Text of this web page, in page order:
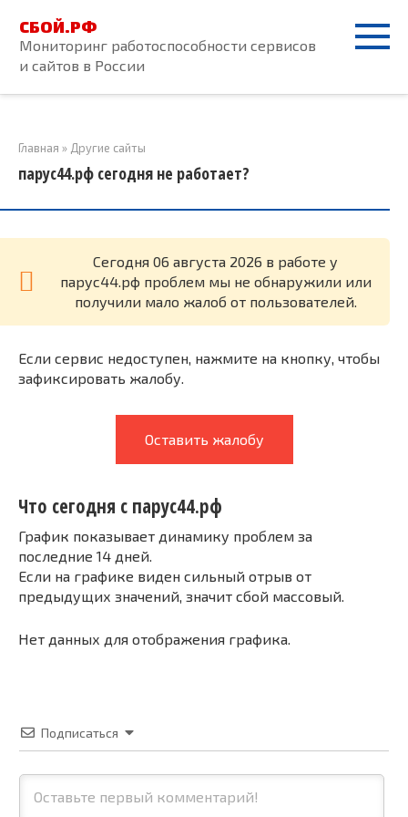
контенту
СБОЙ.РФ
Мониторинг работоспособности сервисов
и сайтов в России
Главная » Другие сайты
парус44.рф сегодня не работает?
Cегодня 06 августа 2026 в работе у
парус44.рф проблем мы не обнаружили или
получили мало жалоб от пользователей.
Если сервис недоступен, нажмите на кнопку, чтобы
зафиксировать жалобу.
Оставить жалобу
Что сегодня с парус44.рф
График показывает динамику проблем за
последние 14 дней.
Если на графике виден сильный отрыв от
предыдущих значений, значит сбой массовый.
Нет данных для отображения графика.
Подписаться